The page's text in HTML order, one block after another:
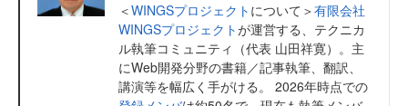
＜WINGSプロジェクト について＞有限会社
WINGSプロジェクトが運営する、テクニカ
ル執筆コミュニティ（代表 山田祥寛）。主
にWeb開発分野の書籍／記事執筆、翻訳、
講演等を幅広く手がける。 2026年時点での